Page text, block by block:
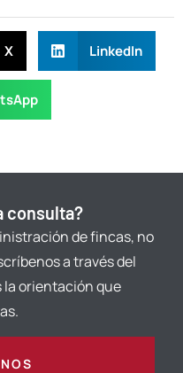
X LinkedIn
consulta?
de fincas, no
a través del
la orientación que